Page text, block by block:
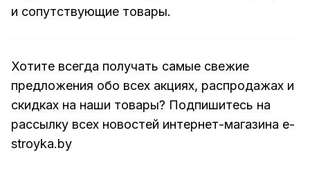
и сопутствующие товары.
Хотите всегда получать самые свежие
предложения обо всех акциях, распродажах и
скидках на наши товары? Подпишитесь на
рассылку всех новостей интернет-магазина e-
stroyka.by